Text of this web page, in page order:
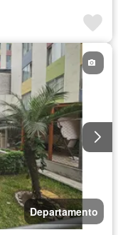
Departamento